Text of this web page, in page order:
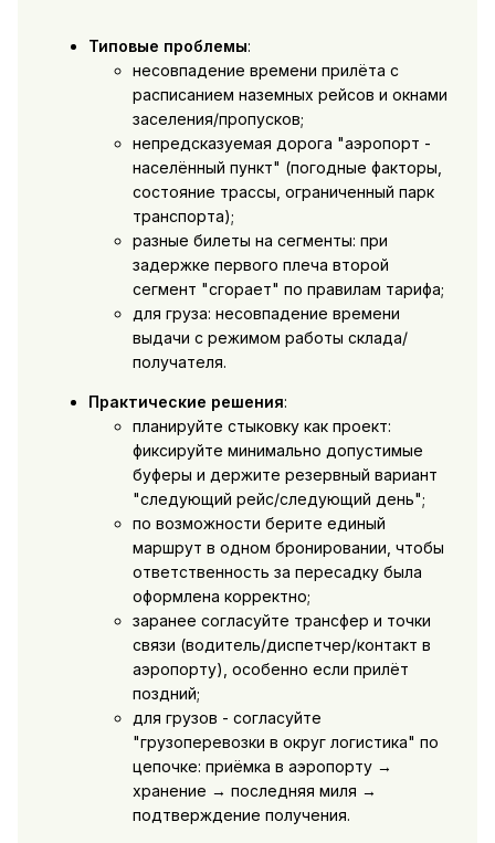
Типовые проблемы:
несовпадение времени прилёта с
расписанием наземных рейсов и окнами
заселения/пропусков;
непредсказуемая дорога "аэропорт -
населённый пункт" (погодные факторы,
состояние трассы, ограниченный парк
транспорта);
разные билеты на сегменты: при
задержке первого плеча второй
сегмент "сгорает" по правилам тарифа;
для груза: несовпадение времени
выдачи с режимом работы склада/
получателя.
Практические решения:
планируйте стыковку как проект:
фиксируйте минимально допустимые
буферы и держите резервный вариант
"следующий рейс/следующий день";
по возможности берите единый
маршрут в одном бронировании, чтобы
ответственность за пересадку была
оформлена корректно;
заранее согласуйте трансфер и точки
связи (водитель/диспетчер/контакт в
аэропорту), особенно если прилёт
поздний;
для грузов - согласуйте
"грузоперевозки в округ логистика" по
цепочке: приёмка в аэропорту →
хранение → последняя миля →
подтверждение получения.